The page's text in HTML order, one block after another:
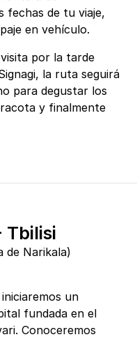
fechas de tu viaje,
en vehículo.
por la tarde
la ruta seguirá
para degustar los
y finalmente
Tbilisi
de Narikala)
un
fundada en el
Conoceremos